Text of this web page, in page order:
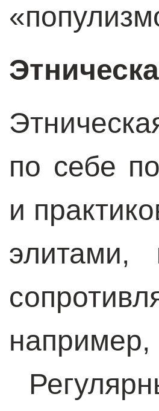
по себе
и
элитами,